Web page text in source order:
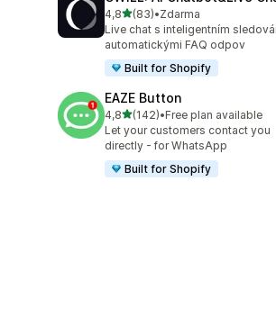
4,8z 5 hvězd
(83)
Celkový počet recenzí: 83
•Zdarma
Live chat s inteligentním
automatickými FAQ odpov
Built for Shopify
EAZE Button
4,8z 5 hvězd
(142)
Celkový počet recenzí: 142
•Free plan available
Let your customers contact you
directly - for WhatsApp
Built for Shopify